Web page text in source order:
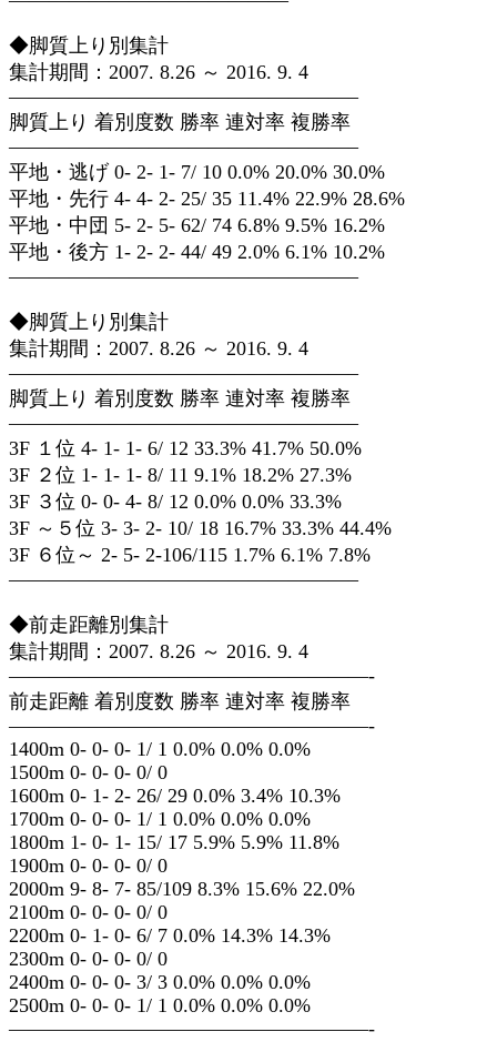
◆脚質上り別集計
集計期間：2007. 8.26 ～ 2016. 9. 4
—————————————————–
脚質上り 着別度数 勝率 連対率 複勝率
—————————————————–
平地・逃げ 0- 2- 1- 7/ 10 0.0% 20.0% 30.0%
平地・先行 4- 4- 2- 25/ 35 11.4% 22.9% 28.6%
平地・中団 5- 2- 5- 62/ 74 6.8% 9.5% 16.2%
平地・後方 1- 2- 2- 44/ 49 2.0% 6.1% 10.2%
—————————————————–
◆脚質上り別集計
集計期間：2007. 8.26 ～ 2016. 9. 4
—————————————————–
脚質上り 着別度数 勝率 連対率 複勝率
—————————————————–
3F １位 4- 1- 1- 6/ 12 33.3% 41.7% 50.0%
3F ２位 1- 1- 1- 8/ 11 9.1% 18.2% 27.3%
3F ３位 0- 0- 4- 8/ 12 0.0% 0.0% 33.3%
3F ～５位 3- 3- 2- 10/ 18 16.7% 33.3% 44.4%
3F ６位～ 2- 5- 2-106/115 1.7% 6.1% 7.8%
—————————————————–
◆前走距離別集計
集計期間：2007. 8.26 ～ 2016. 9. 4
——————————————————-
前走距離 着別度数 勝率 連対率 複勝率
——————————————————-
1400m 0- 0- 0- 1/ 1 0.0% 0.0% 0.0%
1500m 0- 0- 0- 0/ 0
1600m 0- 1- 2- 26/ 29 0.0% 3.4% 10.3%
1700m 0- 0- 0- 1/ 1 0.0% 0.0% 0.0%
1800m 1- 0- 1- 15/ 17 5.9% 5.9% 11.8%
1900m 0- 0- 0- 0/ 0
2000m 9- 8- 7- 85/109 8.3% 15.6% 22.0%
2100m 0- 0- 0- 0/ 0
2200m 0- 1- 0- 6/ 7 0.0% 14.3% 14.3%
2300m 0- 0- 0- 0/ 0
2400m 0- 0- 0- 3/ 3 0.0% 0.0% 0.0%
2500m 0- 0- 0- 1/ 1 0.0% 0.0% 0.0%
——————————————————-